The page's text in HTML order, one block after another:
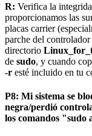
R: Verifica la
proporcionamos las
placas carrier
parche del
directorio
de sudo, y cuando
-r esté incluido en tu
P8: Mi sistema se
negra/perdió
los comandos